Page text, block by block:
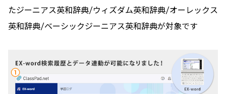
たジーニアス英和辞典/ウィズダム英和辞典/オーレックス
英和辞典/ベーシックジーニアス英和辞典が対象です